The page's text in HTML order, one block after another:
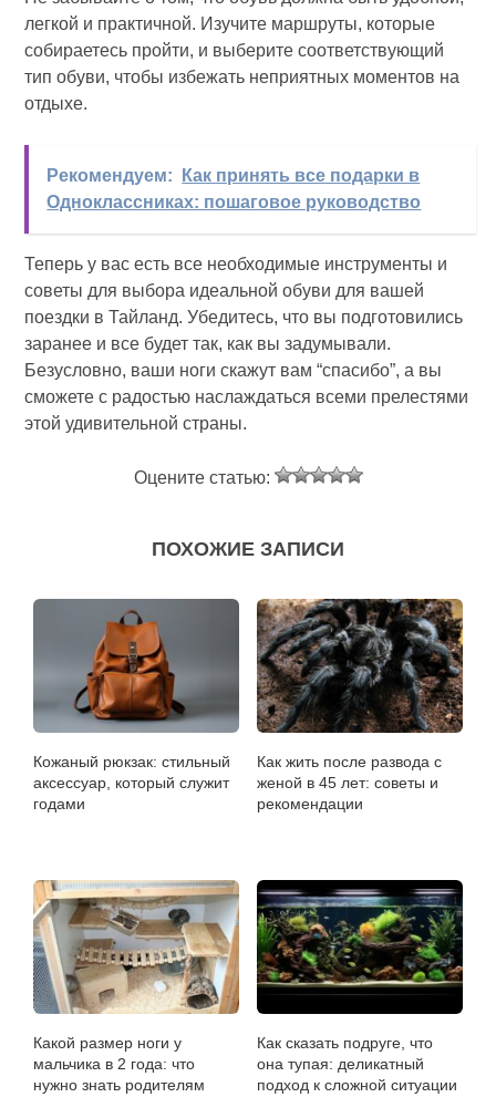
легкой и практичной. Изучите маршруты, которые
собираетесь пройти, и выберите соответствующий
тип обуви, чтобы избежать неприятных моментов на
отдыхе.
Рекомендуем:
Как принять все подарки в
Одноклассниках: пошаговое руководство
Теперь у вас есть все необходимые инструменты и
советы для выбора идеальной обуви для вашей
поездки в Тайланд. Убедитесь, что вы подготовились
заранее и все будет так, как вы задумывали.
Безусловно, ваши ноги скажут вам “спасибо”, а вы
сможете с радостью наслаждаться всеми прелестями
этой удивительной страны.
Оцените статью:
ПОХОЖИЕ ЗАПИСИ
Кожаный рюкзак: стильный
аксессуар, который служит
годами
Как жить после развода с
женой в 45 лет: советы и
рекомендации
Какой размер ноги у
мальчика в 2 года: что
нужно знать родителям
Как сказать подруге, что
она тупая: деликатный
подход к сложной ситуации